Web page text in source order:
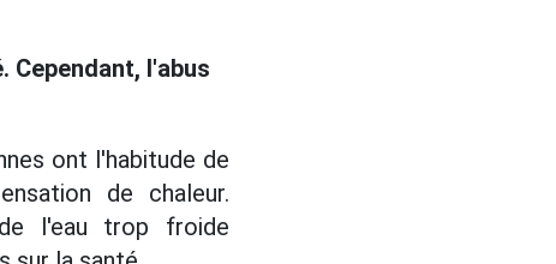
Cependant, l'abus
ont l'habitude de
de chaleur.
l'eau trop froide